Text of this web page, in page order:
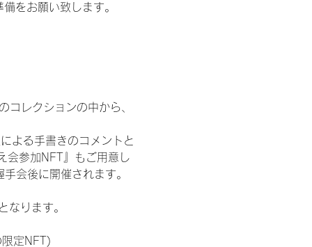
をお願い致します。
レクションの中から、
よる手書きのコメントと
会参加NFT』もご用意し
会後に開催されます。
なります。
定NFT)